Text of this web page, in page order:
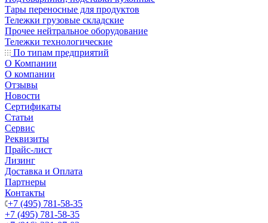
Тары переносные для продуктов
Тележки грузовые складские
Прочее нейтральное оборудование
Тележки технологические
По типам предприятий
О Компании
О компании
Отзывы
Новости
Сертификаты
Статьи
Сервис
Реквизиты
Прайс-лист
Лизинг
Доставка и Оплата
Партнеры
Контакты
+7 (495) 781-58-35
+7 (495) 781-58-35